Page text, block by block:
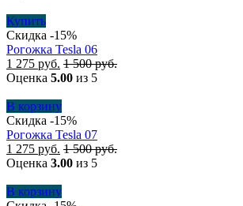
Купить
Скидка -15%
Рогожка Tesla 06
1 275 руб. 1 500руб.
Оценка 5.00 из 5
В корзину
Скидка -15%
Рогожка Tesla 07
1 275 руб. 1 500руб.
Оценка 3.00 из 5
В корзину